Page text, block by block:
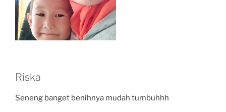
Riska
Seneng banget benihnya mudah tumbuhhh